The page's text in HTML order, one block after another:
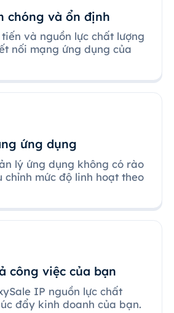
chóng và ổn định
và nguồn lực chất lượng
nối mạng ứng dụng của
ứng dụng
lý ứng dụng không có rào
chỉnh mức độ linh hoạt theo
công việc của bạn
IP nguồn lực chất
đẩy kinh doanh của bạn.